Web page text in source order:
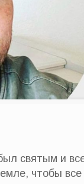
святым и
чтобы все